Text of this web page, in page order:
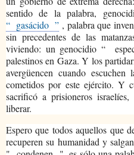
sentido de la palabra,
“ gasácido ”, palabra que
sin precedentes de las
viviendo: un genocidio “
palestinos en Gaza. Y los
avergüencen cuando
cometidos por este ejército. Y
sacrificó a prisioneros
liberar.
Espero que todos aquellos que
recuperen su humanidad y